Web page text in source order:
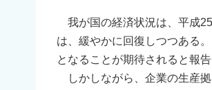
我が国の経済状況は、平成
は、緩やかに回復しつつある
となることが期待されると報
しかしながら、企業の生産